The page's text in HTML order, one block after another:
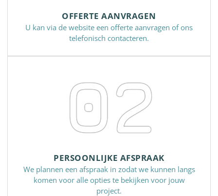
OFFERTE AANVRAGEN
U kan via de website een offerte aanvragen of ons
telefonisch contacteren.
02
PERSOONLIJKE AFSPRAAK
We plannen een afspraak in zodat we kunnen langs
komen voor alle opties te bekijken voor jouw
project.